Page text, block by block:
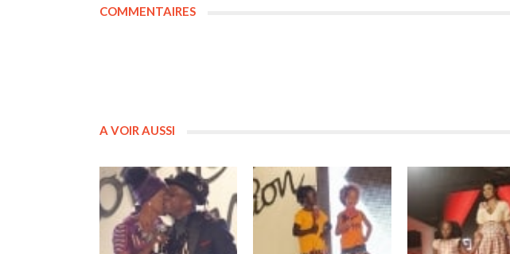
COMMENTAIRES
A VOIR AUSSI